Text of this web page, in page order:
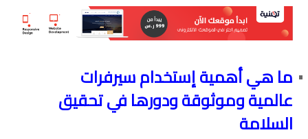
ما هي أهمية إستخدام سيرفرات
عالمية وموثوقة ودورها في تحقيق
السلامة